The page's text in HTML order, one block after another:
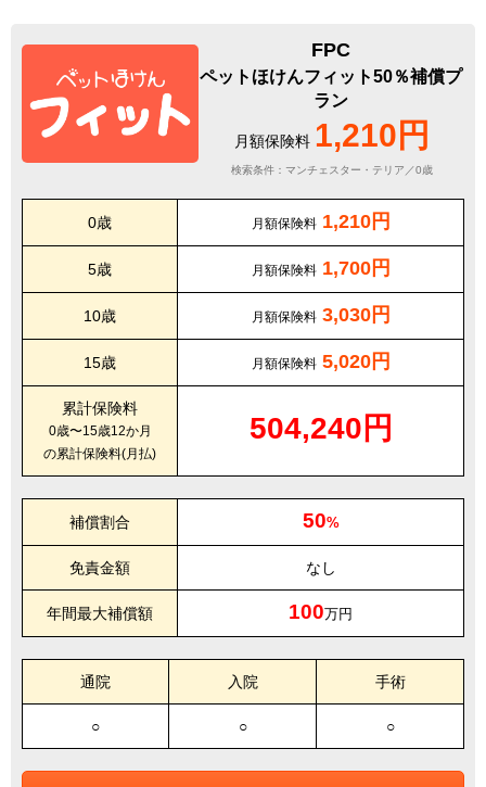
FPC
ペットほけんフィット50％補償プ
ラン
月額保険料 1,210円
検索条件：マンチェスター・テリア／0歳
0歳 月額保険料 1,210円
5歳 月額保険料 1,700円
10歳 月額保険料 3,030円
15歳 月額保険料 5,020円
累計保険料
0歳〜15歳12か月
の累計保険料(月払)
504,240円
補償割合 50%
免責金額 なし
年間最大補償額 100万円
通院 入院 手術
○ ○ ○